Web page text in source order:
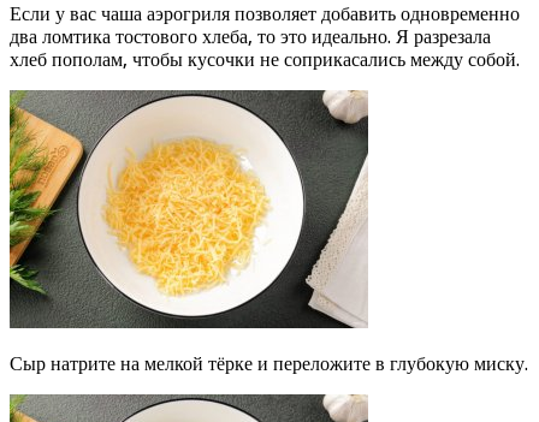
Если у вас чаша аэрогриля позволяет добавить одновременно
два ломтика тостового хлеба, то это идеально. Я разрезала
хлеб пополам, чтобы кусочки не соприкасались между собой.
Сыр натрите на мелкой тёрке и переложите в глубокую миску.